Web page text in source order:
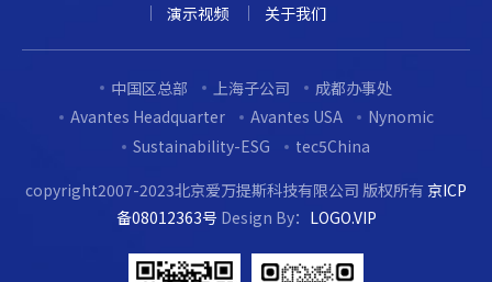
演示视频
关于我们
中国区总部 上海子公司
成都办事处
Avantes Headquarter
Avantes USA
Nynomic
Sustainability-ESG
tec5China
copyright2007-2023北京爱万提斯科技有限公司 版权所有 京ICP
备08012363号 Design By： LOGO.VIP